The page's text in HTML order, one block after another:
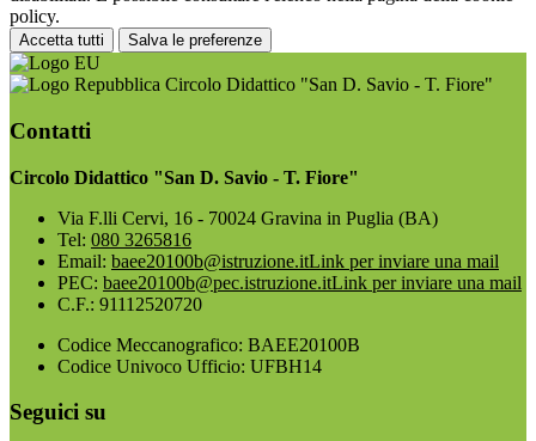
policy.
Accetta tutti Salva le preferenze
Circolo Didattico "San D. Savio - T. Fiore"
Contatti
Circolo Didattico "San D. Savio - T. Fiore"
Via F.lli Cervi, 16 - 70024 Gravina in Puglia (BA)
Tel: 080 3265816
Email: baee20100b@istruzione.itLink per inviare una mail
PEC: baee20100b@pec.istruzione.itLink per inviare una mail
C.F.: 91112520720
Codice Meccanografico: BAEE20100B
Codice Univoco Ufficio: UFBH14
Seguici su